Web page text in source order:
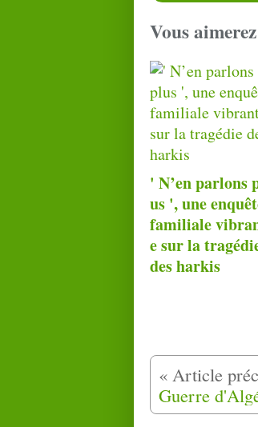
Vous
' N’en parlons
us ', une
familiale
e sur la
des harkis